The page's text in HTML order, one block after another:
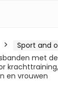
Sport and
met
en vrouwen